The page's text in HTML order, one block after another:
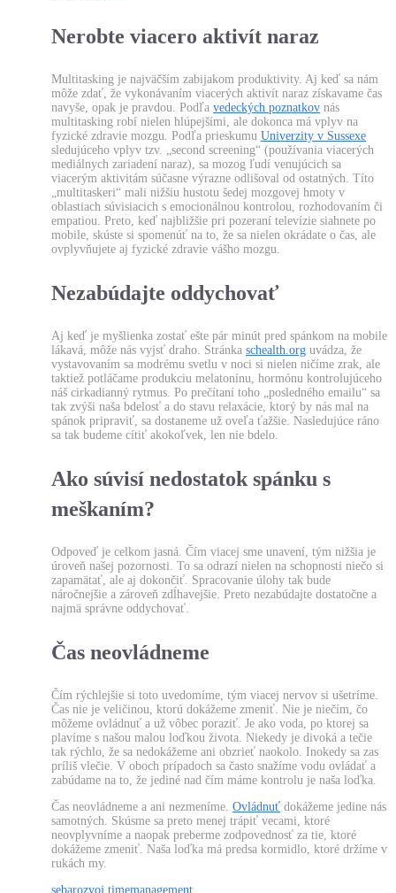
Nerobte viacero aktivít naraz
Multitasking je najväčším zabijakom produktivity. Aj keď sa nám
môže zdať, že vykonávaním viacerých aktivít naraz získavame čas
navyše, opak je pravdou. Podľa vedeckých poznatkov nás
multitasking robí nielen hlúpejšími, ale dokonca má vplyv na
fyzické zdravie mozgu. Podľa prieskumu Univerzity v Sussexe
sledujúceho vplyv tzv. „second screening“ (používania viacerých
mediálnych zariadení naraz), sa mozog ľudí venujúcich sa
viacerým aktivitám súčasne výrazne odlišoval od ostatných. Títo
„multitaskeri“ mali nižšiu hustotu šedej mozgovej hmoty v
oblastiach súvisiacich s emocionálnou kontrolou, rozhodovaním či
empatiou. Preto, keď najbližšie pri pozeraní televízie siahnete po
mobile, skúste si spomenúť na to, že sa nielen okrádate o čas, ale
ovplyvňujete aj fyzické zdravie vášho mozgu.
Nezabúdajte oddychovať
Aj keď je myšlienka zostať ešte pár minút pred spánkom na mobile
lákavá, môže nás vyjsť draho. Stránka schealth.org uvádza, že
vystavovaním sa modrému svetlu v noci si nielen ničíme zrak, ale
taktiež potláčame produkciu melatonínu, hormónu kontrolujúceho
náš cirkadianný rytmus. Po prečítaní toho „posledného emailu“ sa
tak zvýši naša bdelosť a do stavu relaxácie, ktorý by nás mal na
spánok pripraviť, sa dostaneme už oveľa ťažšie. Nasledujúce ráno
sa tak budeme cítiť akokoľvek, len nie bdelo.
Ako súvisí nedostatok spánku s
meškaním?
Odpoveď je celkom jasná. Čím viacej sme unavení, tým nižšia je
úroveň našej pozornosti. To sa odrazí nielen na schopnosti niečo si
zapamätať, ale aj dokončiť. Spracovanie úlohy tak bude
náročnejšie a zároveň zdĺhavejšie. Preto nezabúdajte dostatočne a
najmä správne oddychovať.
Čas neovládneme
Čím rýchlejšie si toto uvedomíme, tým viacej nervov si ušetríme.
Čas nie je veličinou, ktorú dokážeme zmeniť. Nie je niečím, čo
môžeme ovládnuť a už vôbec poraziť. Je ako voda, po ktorej sa
plavíme s našou malou loďkou života. Niekedy je divoká a tečie
tak rýchlo, že sa nedokážeme ani obzrieť naokolo. Inokedy sa zas
príliš vlečie. V oboch prípadoch sa často snažíme vodu ovládať a
zabúdame na to, že jediné nad čím máme kontrolu je naša loďka.
Čas neovládneme a ani nezmeníme. Ovládnuť dokážeme jedine nás
samotných. Skúsme sa preto menej trápiť vecami, ktoré
neovplyvníme a naopak preberme zodpovednosť za tie, ktoré
dokážeme zmeniť. Naša loďka má predsa kormidlo, ktoré držíme v
rukách my.
sebarozvoj timemanagement